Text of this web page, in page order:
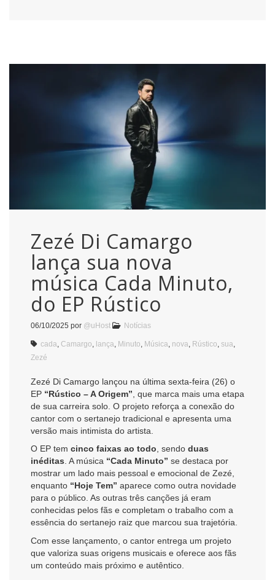
Zezé Di Camargo
lança sua nova
música Cada Minuto,
do EP Rústico
06/10/2025 por @uHost Notícias
cada Camargo lança Minuto Música nova Rústico sua
Zezé
Zezé Di Camargo lançou na última sexta-feira (26) o
EP “Rústico – A Origem” , que marca mais uma etapa
de sua carreira solo. O projeto reforça a conexão do
cantor com o sertanejo tradicional e apresenta uma
versão mais intimista do artista.
O EP tem cinco faixas ao todo , sendo duas
inéditas . A música “Cada Minuto” se destaca por
mostrar um lado mais pessoal e emocional de Zezé,
enquanto “Hoje Tem” aparece como outra novidade
para o público. As outras três canções já eram
conhecidas pelos fãs e completam o trabalho com a
essência do sertanejo raiz que marcou sua trajetória.
Com esse lançamento, o cantor entrega um projeto
que valoriza suas origens musicais e oferece aos fãs
um conteúdo mais próximo e autêntico.